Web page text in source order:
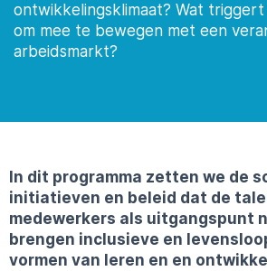
ontwikkelingsklimaat? Wat
om mee te bewegen met een
arbeidsmarkt?
In dit programma zetten we de
initiatieven en beleid dat de
medewerkers als uitgangspunt
brengen inclusieve en
vormen van leren en en